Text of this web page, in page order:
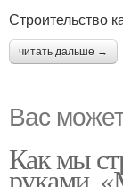
Строительство
читать дальше →
Вас
Как мы